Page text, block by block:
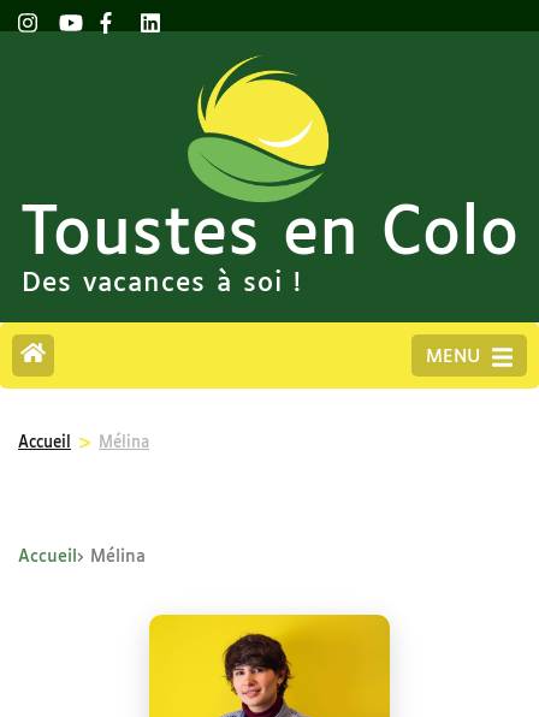
Toustes en Colo
Des vacances à soi !
MENU
Accueil > Mélina
Accueil Mélina